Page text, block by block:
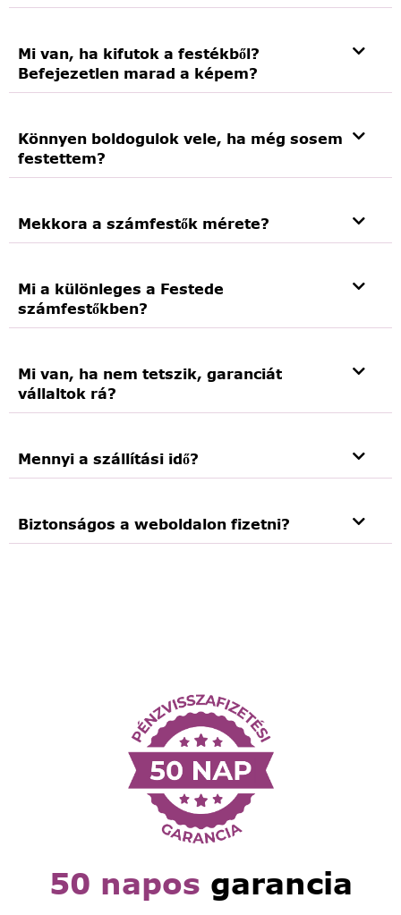
Mi van, ha kifutok a festékből?
Befejezetlen marad a képem?
Könnyen boldogulok vele, ha még sosem
festettem?
Mekkora a számfestők mérete?
Mi a különleges a Festede
számfestőkben?
Mi van, ha nem tetszik, garanciát
vállaltok rá?
Mennyi a szállítási idő?
Biztonságos a weboldalon fizetni?
50 napos garancia